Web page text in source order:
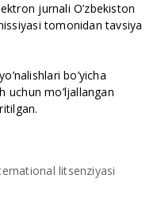
jurnali O’zbekiston
tomonidan tavsiya
yo’nalishlari bo’yicha
uchun mo’ljallangan
litsenziyasi